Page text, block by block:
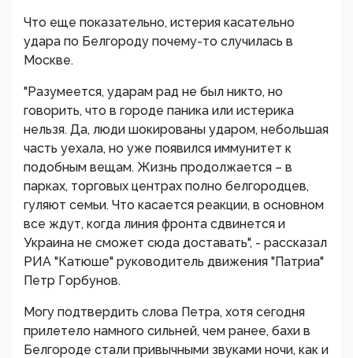
Что еще показательно, истерия касательно
удара по Белгороду почему-то случилась в
Москве.
"Разумеется, ударам рад не был никто, но
говорить, что в городе паника или истерика
нельзя. Да, люди шокированы ударом, небольшая
часть уехала, но уже появился иммунитет к
подобным вещам. Жизнь продолжается – в
парках, торговых центрах полно белгородцев,
гуляют семьи. Что касается реакции, в основном
все ждут, когда линия фронта сдвинется и
Украина не сможет сюда доставать", - рассказал
РИА "Катюше" руководитель движения "Патриа"
Петр Горбунов.
Могу подтвердить слова Петра, хотя сегодня
прилетело намного сильней, чем ранее, бахи в
Белгороде стали привычными звуками ночи, как и